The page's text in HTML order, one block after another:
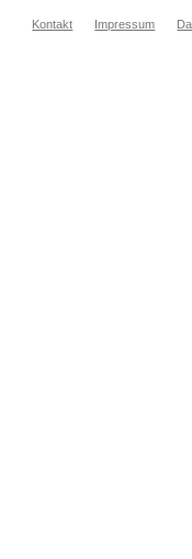
Kontakt Impressum